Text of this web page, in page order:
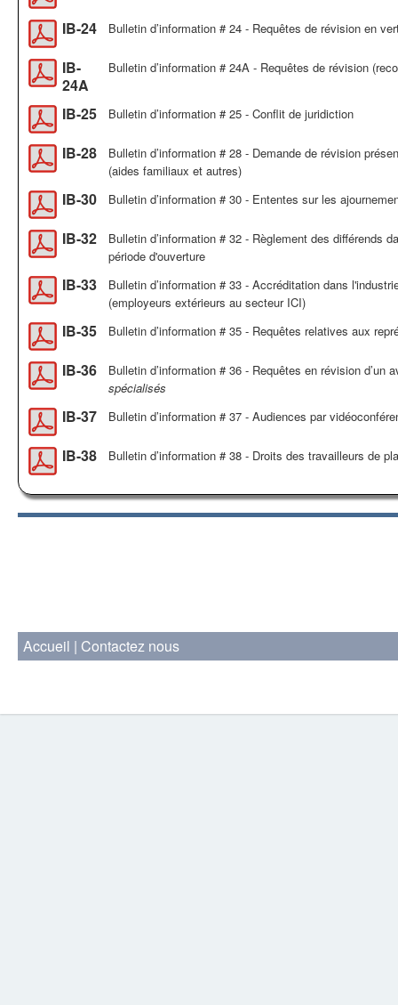
IB-24 Bulletin d’information # 24 - Requêtes de révision en
IB-
24A
Bulletin d’information # 24A - Requêtes de révision
IB-25 Bulletin d’information # 25 - Conflit de juridiction
IB-28
Bulletin d’information # 28 - Demande de révision
(aides familiaux et autres)
IB-30 Bulletin d’information # 30 - Ententes sur les
IB-32
Bulletin d’information # 32 - Règlement des différends
période d'ouverture
IB-33
Bulletin d’information # 33 - Accréditation dans
(employeurs extérieurs au secteur ICI)
IB-35 Bulletin d’information # 35 - Requêtes relatives aux
IB-36
Bulletin d’information # 36 - Requêtes en révision
spécialisés
IB-37 Bulletin d’information # 37 - Audiences par
IB-38 Bulletin d’information # 38 - Droits des travailleurs de
Accueil | Contactez nous